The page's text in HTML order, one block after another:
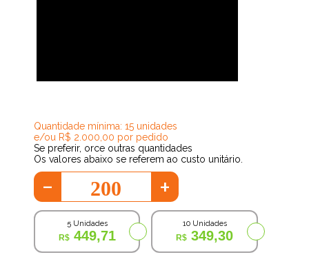
Quantidade mínima: 15 unidades
e/ou R$ 2.000,00 por pedido
Se preferir, orce outras quantidades
Os valores abaixo se referem ao custo unitário.
- +
5 Unidades
449,71
10 Unidades
349,30